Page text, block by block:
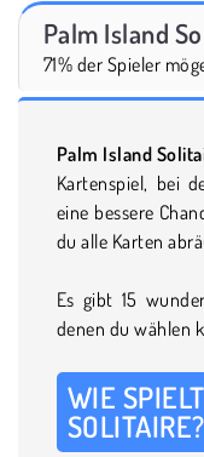
Palm Island
71% der Spieler
Palm Island
Kartenspiel, bei
eine bessere
du alle Karten
Es gibt 15
denen du wählen
WIE
SOLITAIRE?